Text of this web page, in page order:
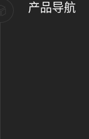
产品导航